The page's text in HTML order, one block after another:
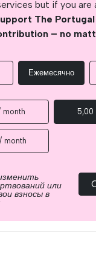
but if you are
The Portugal
– no
Ежемесячно
5,00
month
или
взносы в